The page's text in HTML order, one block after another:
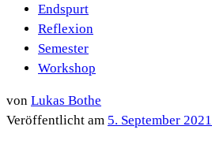
Endspurt
Reflexion
Semester
Workshop
von Lukas Bothe
Veröffentlicht am 5. September 2021